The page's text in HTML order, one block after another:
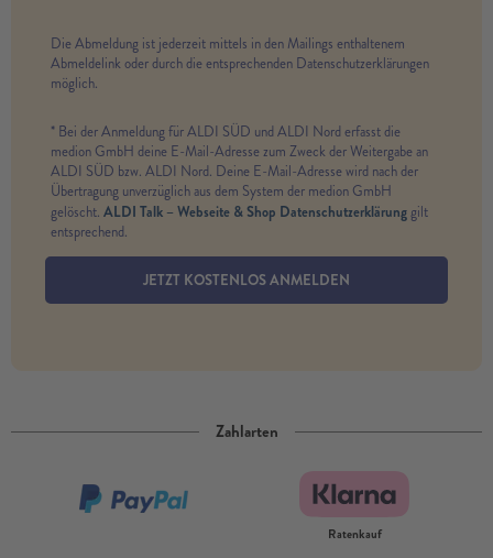
Die Abmeldung ist jederzeit mittels in den Mailings enthaltenem
Abmeldelink oder durch die entsprechenden Datenschutzerklärungen
möglich.
* Bei der Anmeldung für ALDI SÜD und ALDI Nord erfasst die
medion GmbH deine E-Mail-Adresse zum Zweck der Weitergabe an
ALDI SÜD bzw. ALDI Nord. Deine E-Mail-Adresse wird nach der
Übertragung unverzüglich aus dem System der medion GmbH
gelöscht. ALDI Talk – Webseite & Shop Datenschutzerklärunggilt
entsprechend.
JETZT KOSTENLOS ANMELDEN
Zahlarten
Ratenkauf